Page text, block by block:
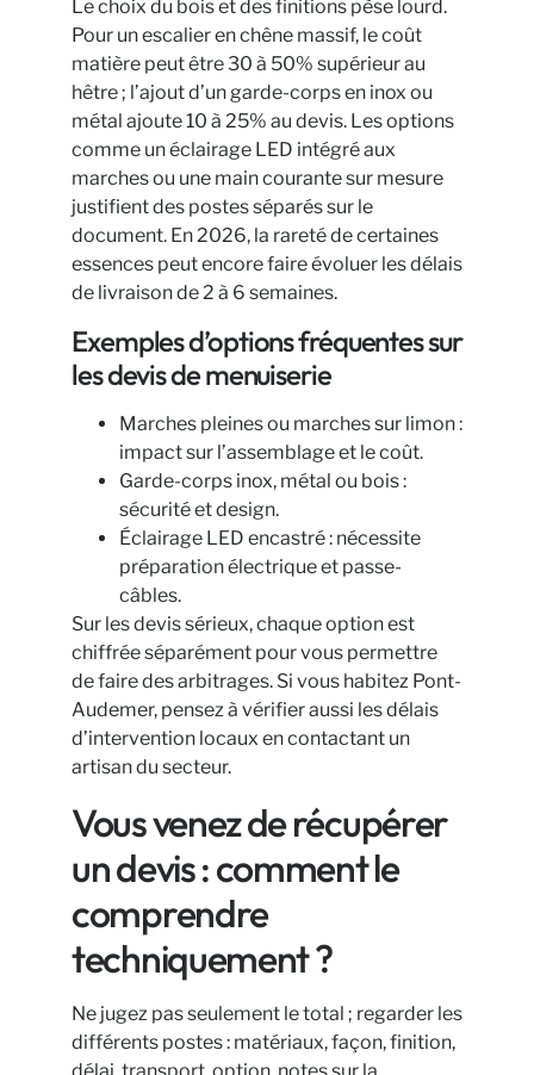
Le choix du bois et des finitions pèse lourd.
Pour un escalier en chêne massif, le coût
matière peut être 30 à 50% supérieur au
hêtre ; l’ajout d’un garde-corps en inox ou
métal ajoute 10 à 25% au devis. Les options
comme un éclairage LED intégré aux
marches ou une main courante sur mesure
justifient des postes séparés sur le
document. En 2026, la rareté de certaines
essences peut encore faire évoluer les délais
de livraison de 2 à 6 semaines.
Exemples d’options fréquentes sur
les devis de menuiserie
Marches pleines ou marches sur limon :
impact sur l’assemblage et le coût.
Garde-corps inox, métal ou bois :
sécurité et design.
Éclairage LED encastré : nécessite
préparation électrique et passe-
câbles.
Sur les devis sérieux, chaque option est
chiffrée séparément pour vous permettre
de faire des arbitrages. Si vous habitez Pont-
Audemer, pensez à vérifier aussi les délais
d’intervention locaux en contactant un
artisan du secteur.
Vous venez de récupérer
un devis : comment le
comprendre
techniquement ?
Ne jugez pas seulement le total ; regarder les
différents postes : matériaux, façon, finition,
délai, transport, option, notes sur la